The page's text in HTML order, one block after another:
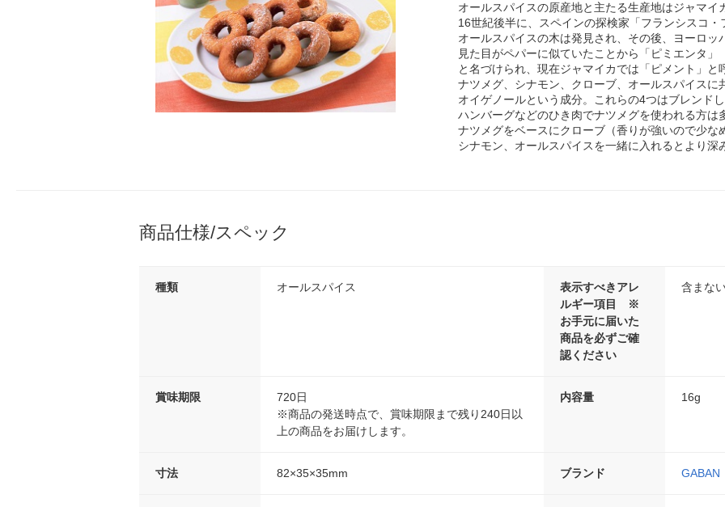
オールスパイスの原産地と主たる生産地はジャマイ
16世紀後半に、スペインの探検家「フランシスコ
オールスパイスの木は発見され、その後、ヨーロッ
見た目がペパーに似ていたことから「ピミエンタ
と名づけられ、現在ジャマイカでは「ピメント」と
ナツメグ、シナモン、クローブ、オールスパイスに
オイゲノールという成分。これらの4つはブレンド
ハンバーグなどのひき肉でナツメグを使われる方は
ナツメグをベースにクローブ（香りが強いので少な
シナモン、オールスパイスを一緒に入れるとより深
商品仕様/スペック
種類 オールスパイス
表示すべきアレ
ルギー項目 ※
お手元に届いた
商品を必ずご確
認ください
含まな
賞味期限
720日
※商品の発送時点で、賞味期限まで残り240日以
上の商品をお届けします。
内容量 16g
寸法 82×35×35mm ブランド GABAN